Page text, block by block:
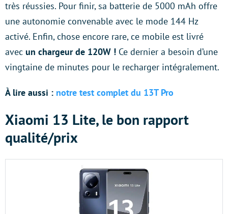
très réussies. Pour finir, sa batterie de 5000 mAh offre
une autonomie convenable avec le mode 144 Hz
activé. Enfin, chose encore rare, ce mobile est livré
avec un chargeur de 120W ! Ce dernier a besoin d’une
vingtaine de minutes pour le recharger intégralement.
À lire aussi : notre test complet du 13T Pro
Xiaomi 13 Lite, le bon rapport
qualité/prix